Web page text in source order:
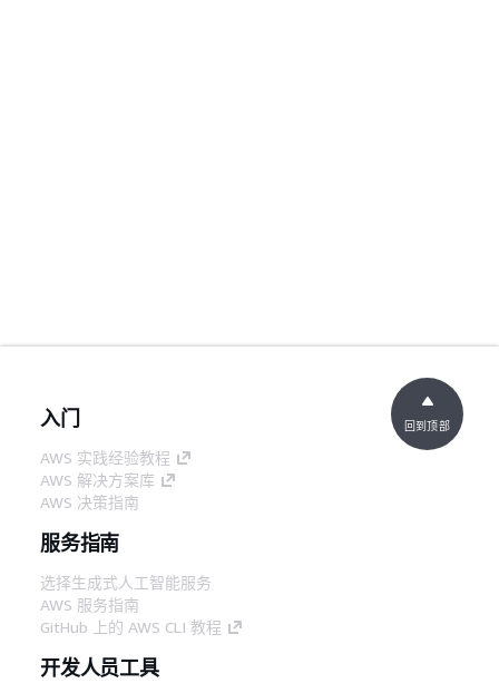
入门
AWS 实践经验教程
AWS 解决方案库
AWS 决策指南
服务指南
选择生成式人工智能服务
AWS 服务指南
GitHub 上的 AWS CLI 教程
开发人员工具
回到顶部